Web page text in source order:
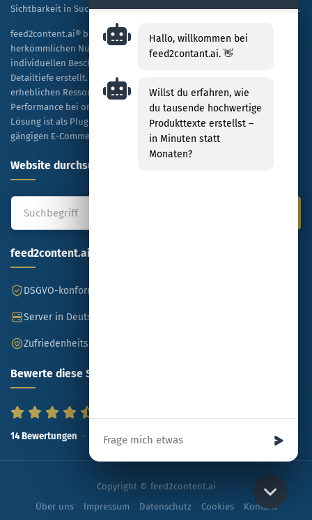
Sichtbarkeit in Suchmaschinen als auch die Kaufbereitschaft steigern.
feed2content.ai® bietet eine skalierbare Alternative zur
herkömmlichen Nutzung von ChatGPT, indem es Tausende von
individuellen Beschreibungen kosteneffizient und in hoher
Detailtiefe erstellt. Unternehmen profitieren dabei von einer
erheblichen Ressourceneinsparung sowie einer verbesserten
Performance bei organischen Rankings und bezahlten Anzeigen. Die
Lösung ist als Plug-and-Play-Modell konzipiert und mit allen
gängigen E-Commerce-Plattformen kompatibel.
Website durchsuchen
feed2content.ai
DSGVO-konform
Server in Deutschland
Zufriedenheitsgarantie
Bewerte diese Seite
14Bewertungen %
Copyright © feed2content.ai
Über uns
Impressum Datenschutz Cookies Kontakt
Hallo, willkommen bei
feed2contant.ai. 👋
Willst du erfahren, wie
du tausende hochwertige
Produkttexte erstellst –
in Minuten statt
Monaten?